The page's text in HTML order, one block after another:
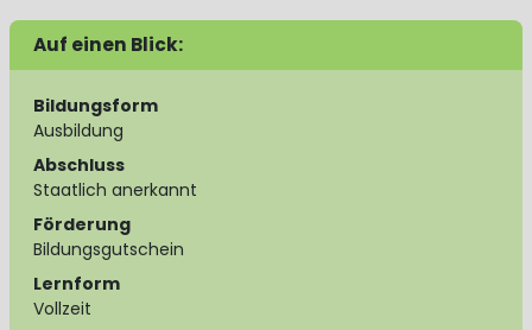
Auf einen Blick:
Bildungsform
Ausbildung
Abschluss
Staatlich anerkannt
Förderung
Bildungsgutschein
Lernform
Vollzeit